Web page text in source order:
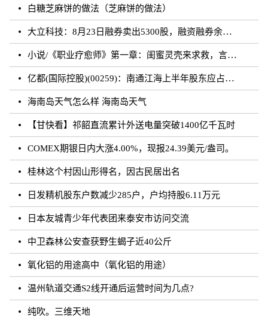
白糖芝麻饼的做法（芝麻饼的做法）
大立科技：8月23日融券卖出5300股，融资融券余额7.64亿元
小说/《职业疗愈师》第一章：闺蜜灵壳来求救，言闻雨对付暗灵
亿都(国际控股)(00259)：南通江海上半年股东应占溢利约3.62亿元 同比增加21.01%
海南岛天气怎么样 海南岛天气
【甘快看】祁韶直流累计外送电量突破1400亿千瓦时
COMEX期银日内大涨4.00%，现报24.39美元/盎司。
桂林这个村因山形得名，因古民居出名
日发精机股东户数减少285户，户均持股6.11万元
日本友城青少年代表团来泰安市访问交流
中卫森林公安查获野生蝎子近40公斤
氧化铝的用途高中（氧化铝的用途）
温州轨道交通S2线开通后运营时间为几点?
纯吹。三维天地